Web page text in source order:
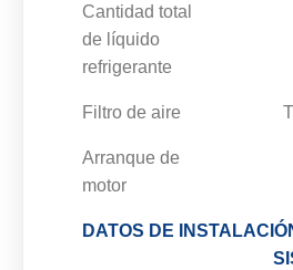
Cantidad total
de líquido
refrigerante
Filtro de aire
Arranque de
motor
DATOS DE